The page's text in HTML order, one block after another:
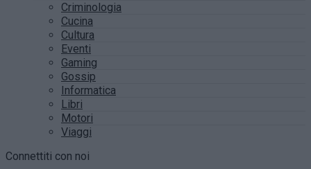
Criminologia
Cucina
Cultura
Eventi
Gaming
Gossip
Informatica
Libri
Motori
Viaggi
Connettiti con noi